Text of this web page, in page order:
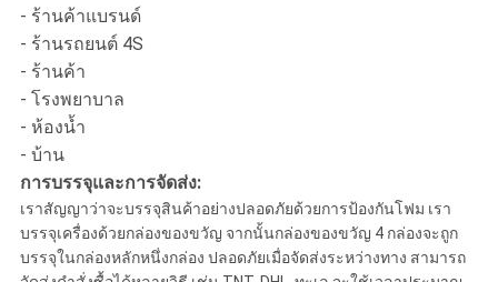
- ร้านค้าแบรนด์
- ร้านรถยนต์ 4S
- ร้านค้า
- โรงพยาบาล
- ห้องน้ำ
- บ้าน
การบรรจุและการจัดส่ง:
เราสัญญาว่าจะบรรจุสินค้าอย่างปลอดภัยด้วยการป้องกันโฟม เรา
บรรจุเครื่องด้วยกล่องของขวัญ จากนั้นกล่องของขวัญ 4 กล่องจะถูก
บรรจุในกล่องหลักหนึ่งกล่อง ปลอดภัยเมื่อจัดส่งระหว่างทาง สามารถ